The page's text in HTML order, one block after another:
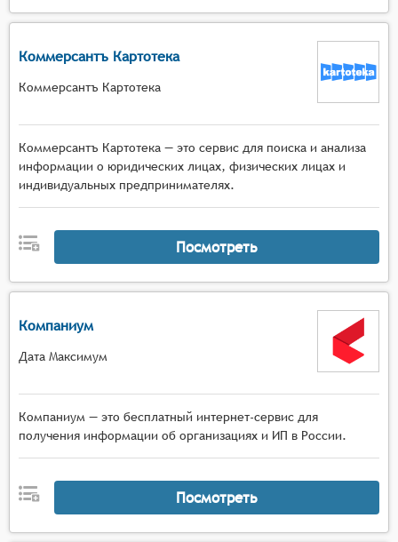
Коммерсантъ Картотека
Коммерсантъ Картотека
Коммерсантъ Картотека — это сервис для поиска и анализа
информации о юридических лицах, физических лицах и
индивидуальных предпринимателях.
Посмотреть
Компаниум
Дата Максимум
Компаниум — это бесплатный интернет-сервис для
получения информации об организациях и ИП в России.
Посмотреть